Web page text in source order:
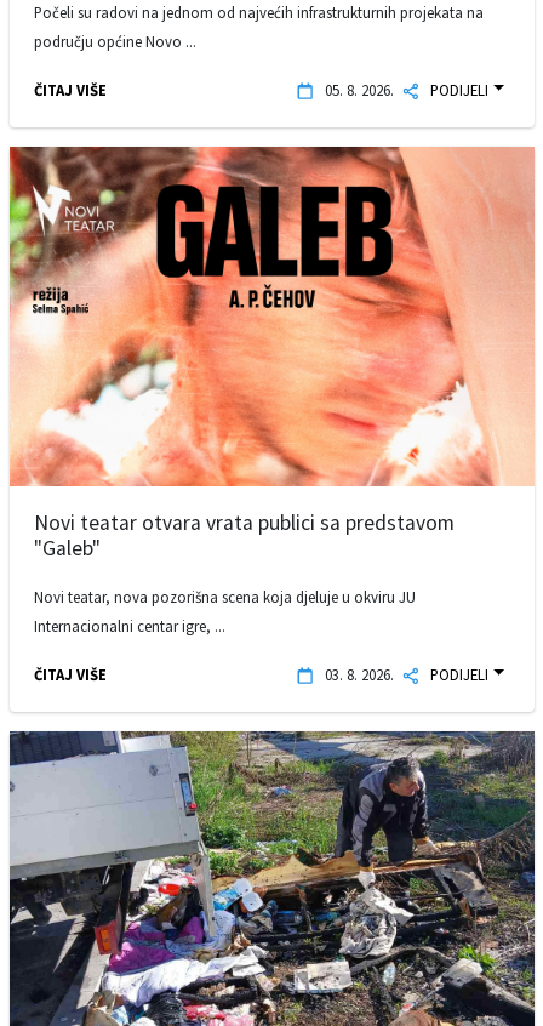
Počeli su radovi na jednom od najvećih infrastrukturnih projekata na
području općine Novo ...
ČITAJ VIŠE 05. 8. 2026. PODIJELI
Novi teatar otvara vrata publici sa predstavom
"Galeb"
Novi teatar, nova pozorišna scena koja djeluje u okviru JU
Internacionalni centar igre, ...
ČITAJ VIŠE 03. 8. 2026. PODIJELI